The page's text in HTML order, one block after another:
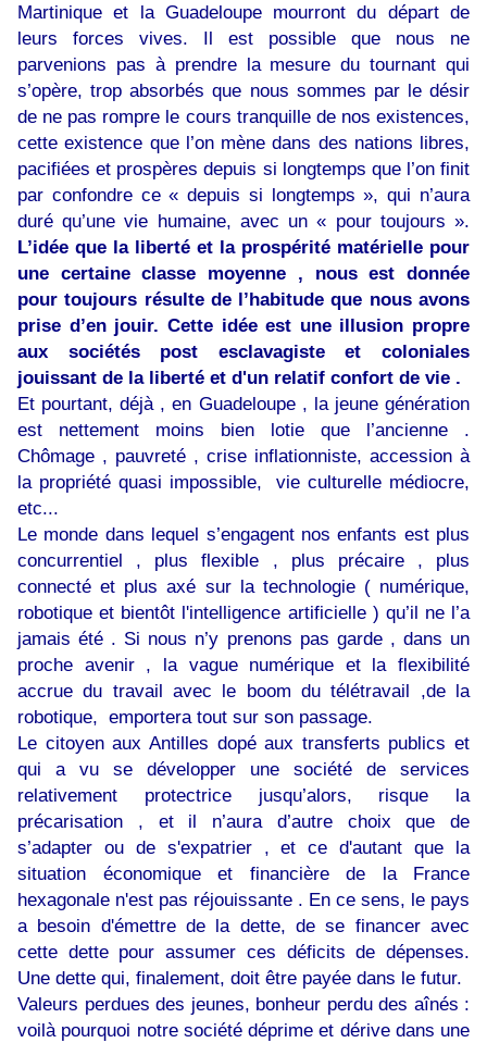
Martinique et la Guadeloupe mourront du départ de
leurs forces vives. Il est possible que nous ne
parvenions pas à prendre la mesure du tournant qui
s’opère, trop absorbés que nous sommes par le désir
de ne pas rompre le cours tranquille de nos existences,
cette existence que l’on mène dans des nations libres,
pacifiées et prospères depuis si longtemps que l’on finit
par confondre ce « depuis si longtemps », qui n’aura
duré qu’une vie humaine, avec un « pour toujours ».
L’idée que la liberté et la prospérité matérielle pour
une certaine classe moyenne , nous est donnée
pour toujours résulte de l’habitude que nous avons
prise d’en jouir. Cette idée est une illusion propre
aux sociétés post esclavagiste et coloniales
jouissant de la liberté et d'un relatif confort de vie .
Et pourtant, déjà , en Guadeloupe , la jeune génération
est nettement moins bien lotie que l’ancienne .
Chômage , pauvreté , crise inflationniste, accession à
la propriété quasi impossible, vie culturelle médiocre,
etc...
Le monde dans lequel s’engagent nos enfants est plus
concurrentiel , plus flexible , plus précaire , plus
connecté et plus axé sur la technologie ( numérique,
robotique et bientôt l'intelligence artificielle ) qu’il ne l’a
jamais été . Si nous n’y prenons pas garde , dans un
proche avenir , la vague numérique et la flexibilité
accrue du travail avec le boom du télétravail ,de la
robotique, emportera tout sur son passage.
Le citoyen aux Antilles dopé aux transferts publics et
qui a vu se développer une société de services
relativement protectrice jusqu’alors, risque la
précarisation , et il n’aura d’autre choix que de
s’adapter ou de s'expatrier , et ce d'autant que la
situation économique et financière de la France
hexagonale n'est pas réjouissante . En ce sens, le pays
a besoin d'émettre de la dette, de se financer avec
cette dette pour assumer ces déficits de dépenses.
Une dette qui, finalement, doit être payée dans le futur.
Valeurs perdues des jeunes, bonheur perdu des aînés :
voilà pourquoi notre société déprime et dérive dans une